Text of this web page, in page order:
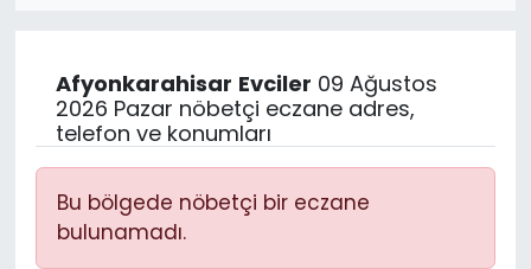
Afyonkarahisar Evciler 09 Ağustos
2026 Pazar nöbetçi eczane adres,
telefon ve konumları
Bu bölgede nöbetçi bir eczane
bulunamadı.